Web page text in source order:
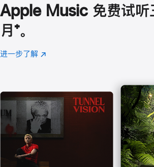
Apple Music 免费试听
月 脚
注
⁺。
进一步了解 Apple
(在
口
中
打
开)